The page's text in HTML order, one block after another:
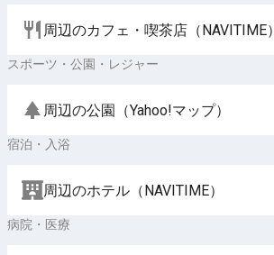
周辺のカフェ・喫茶店（NAVITIME）
スポーツ・公園・レジャー
周辺の公園（Yahoo!マップ）
宿泊・入浴
周辺のホテル（NAVITIME）
病院・医療